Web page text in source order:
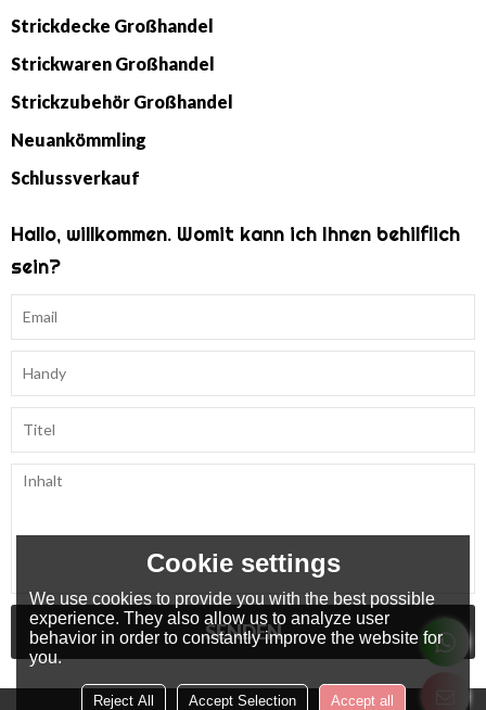
Strickdecke Großhandel
Strickwaren Großhandel
Strickzubehör Großhandel
Neuankömmling
Schlussverkauf
Hallo, willkommen. Womit kann ich Ihnen behilflich
sein?
SENDEN
Cookie settings
We use cookies to provide you with the best possible
experience. They also allow us to analyze user
behavior in order to constantly improve the website for
you.
Reject All Accept Selection Accept all